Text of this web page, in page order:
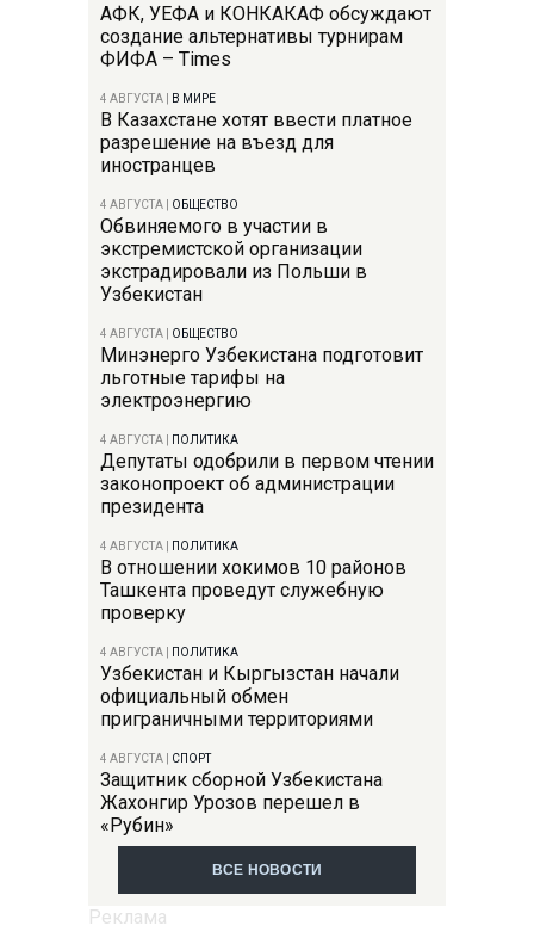
АФК, УЕФА и КОНКАКАФ обсуждают
создание альтернативы турнирам
ФИФА – Times
4 АВГУСТА В МИРЕ
В Казахстане хотят ввести платное
разрешение на въезд для
иностранцев
4 АВГУСТА ОБЩЕСТВО
Обвиняемого в участии в
экстремистской организации
экстрадировали из Польши в
Узбекистан
4 АВГУСТА ОБЩЕСТВО
Минэнерго Узбекистана подготовит
льготные тарифы на
электроэнергию
4 АВГУСТА ПОЛИТИКА
Депутаты одобрили в первом чтении
законопроект об администрации
президента
4 АВГУСТА ПОЛИТИКА
В отношении хокимов 10 районов
Ташкента проведут служебную
проверку
4 АВГУСТА ПОЛИТИКА
Узбекистан и Кыргызстан начали
официальный обмен
приграничными территориями
4 АВГУСТА СПОРТ
Защитник сборной Узбекистана
Жахонгир Урозов перешел в
«Рубин»
ВСЕ НОВОСТИ